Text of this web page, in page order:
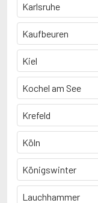
Karlsruhe
Kaufbeuren
Kiel
Kochel am See
Krefeld
Köln
Königswinter
Lauchhammer